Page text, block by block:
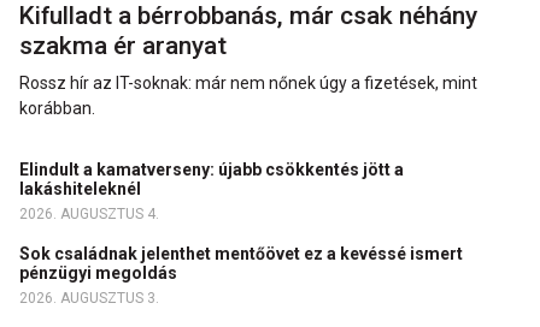
Kifulladt a bérrobbanás, már csak néhány
szakma ér aranyat
Rossz hír az IT-soknak: már nem nőnek úgy a fizetések, mint
korábban.
Elindult a kamatverseny: újabb csökkentés jött a
lakáshiteleknél
2026. AUGUSZTUS 4.
Sok családnak jelenthet mentőövet ez a kevéssé ismert
pénzügyi megoldás
2026. AUGUSZTUS 3.